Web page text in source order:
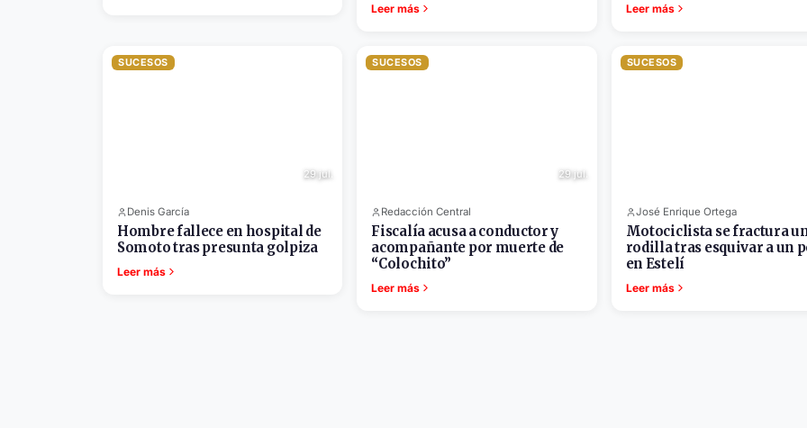
Leer más Leer más
SUCESOS
29 jul.
Denis García
Hombre fallece en hospital de
Somoto tras presunta golpiza
Leer más
SUCESOS
29 jul.
Redacción Central
Fiscalía acusa a conductor y
acompañante por muerte de
“Colochito”
Leer más
SUCESOS
José Enrique Ortega
Motociclista se fractura
rodilla tras esquivar a un
en Estelí
Leer más